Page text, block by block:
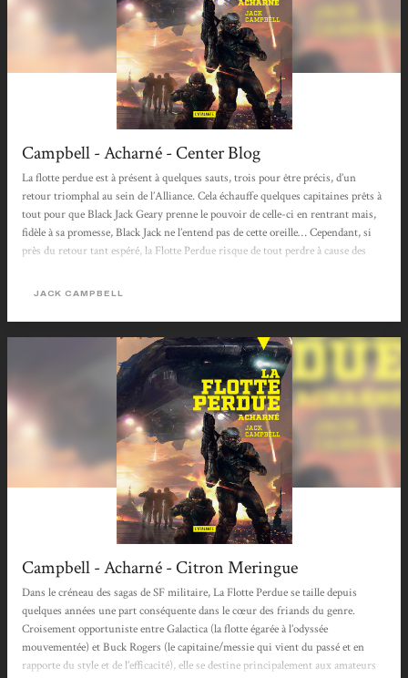
Campbell - Acharné - Center Blog
La flotte perdue est à présent à quelques sauts, trois pour être précis, d’un
retour triomphal au sein de l’Alliance. Cela échauffe quelques capitaines prêts à
tout pour que Black Jack Geary prenne le pouvoir de celle-ci en rentrant mais,
fidèle à sa promesse, Black Jack ne l’entend pas de cette oreille… Cependant, si
près du retour tant espéré, la Flotte Perdue risque de tout perdre à cause des
éblouissante et qui ne cesse de faire monter la pression d’une manière...
JACK CAMPBELL
Campbell - Acharné - Citron Meringue
Dans le créneau des sagas de SF militaire, La Flotte Perdue se taille depuis
quelques années une part conséquente dans le cœur des friands du genre.
Croisement opportuniste entre Galactica (la flotte égarée à l’odyssée
mouvementée) et Buck Rogers (le capitaine/messie qui vient du passé et en
rapporte du style et de l’efficacité), elle se destine principalement aux amateurs